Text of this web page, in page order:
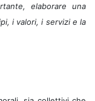
elaborare una
i valori, i servizi e la